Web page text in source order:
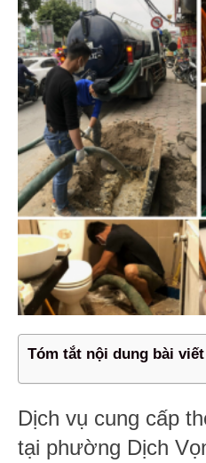
Tóm tắt nội dung bài viết
Dịch vụ cung cấp
tại phường Dịch